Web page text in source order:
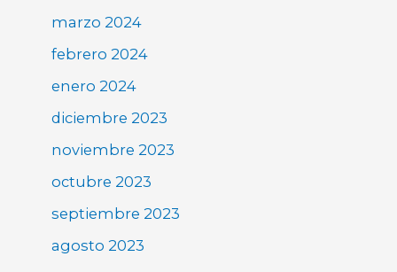
marzo 2024
febrero 2024
enero 2024
diciembre 2023
noviembre 2023
octubre 2023
septiembre 2023
agosto 2023